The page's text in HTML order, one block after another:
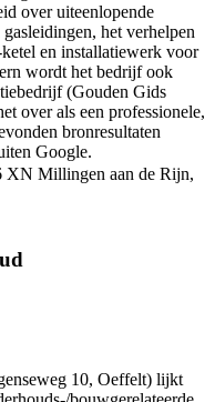
over uiteenlopende
het verhelpen
en installatiewerk voor
wordt het bedrijf ook
(Gouden Gids
over als een professionele,
bronresultaten
Google.
XN Millingen aan de Rijn,
10, Oeffelt) lijkt